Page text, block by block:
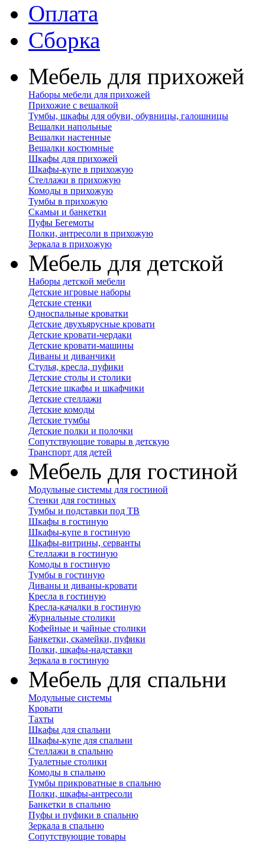
Оплата
Сборка
Мебель для прихожей
Наборы мебели для прихожей
Прихожие с вешалкой
Тумбы, шкафы для обуви, обувницы, галошницы
Вешалки напольные
Вешалки настенные
Вешалки костюмные
Шкафы для прихожей
Шкафы-купе в прихожую
Стеллажи в прихожую
Комоды в прихожую
Тумбы в прихожую
Скамьи и банкетки
Пуфы Бегемоты
Полки, антресоли в прихожую
Зеркала в прихожую
Мебель для детской
Наборы детской мебели
Детские игровые наборы
Детские стенки
Односпальные кроватки
Детские двухъярусные кровати
Детские кровати-чердаки
Детские кровати-машины
Диваны и диванчики
Стулья, кресла, пуфики
Детские столы и столики
Детские шкафы и шкафчики
Детские стеллажи
Детские комоды
Детские тумбы
Детские полки и полочки
Сопутствующие товары в детскую
Транспорт для детей
Мебель для гостиной
Модульные системы для гостиной
Стенки для гостиных
Тумбы и подставки под ТВ
Шкафы в гостиную
Шкафы-купе в гостиную
Шкафы-витрины, серванты
Стеллажи в гостиную
Комоды в гостиную
Тумбы в гостиную
Диваны и диваны-кровати
Кресла в гостиную
Кресла-качалки в гостиную
Журнальные столики
Кофейные и чайные столики
Банкетки, скамейки, пуфики
Полки, шкафы-надставки
Зеркала в гостиную
Мебель для спальни
Модульные системы
Кровати
Тахты
Шкафы для спальни
Шкафы-купе для спальни
Стеллажи в спальню
Туалетные столики
Комоды в спальню
Тумбы прикроватные в спальню
Полки, шкафы-антресоли
Банкетки в спальню
Пуфы и пуфики в спальню
Зеркала в спальню
Сопутствующие товары